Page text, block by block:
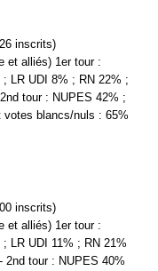
inscrits)
et alliés) 1er tour :
LR UDI 8% ; RN 22% ;
tour : NUPES 42% ;
votes blancs/nuls : 65%
inscrits)
et alliés) 1er tour :
LR UDI 11% ; RN 21%
2nd tour : NUPES 40%